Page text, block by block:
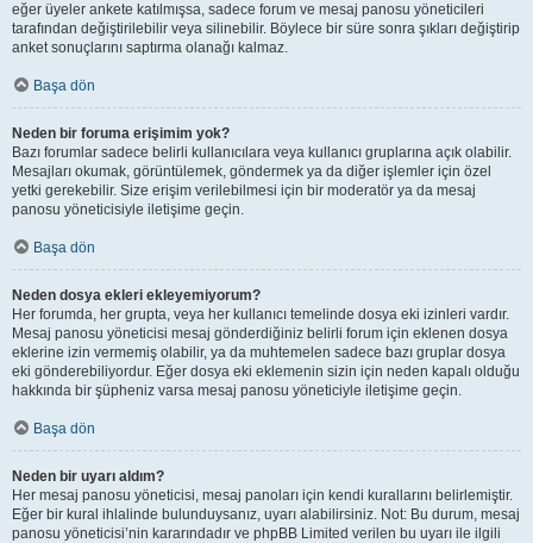
eğer üyeler ankete katılmışsa, sadece forum ve mesaj panosu yöneticileri
tarafından değiştirilebilir veya silinebilir. Böylece bir süre sonra şıkları değiştirip
anket sonuçlarını saptırma olanağı kalmaz.
Başa dön
Neden bir foruma erişimim yok?
Bazı forumlar sadece belirli kullanıcılara veya kullanıcı gruplarına açık olabilir.
Mesajları okumak, görüntülemek, göndermek ya da diğer işlemler için özel
yetki gerekebilir. Size erişim verilebilmesi için bir moderatör ya da mesaj
panosu yöneticisiyle iletişime geçin.
Başa dön
Neden dosya ekleri ekleyemiyorum?
Her forumda, her grupta, veya her kullanıcı temelinde dosya eki izinleri vardır.
Mesaj panosu yöneticisi mesaj gönderdiğiniz belirli forum için eklenen dosya
eklerine izin vermemiş olabilir, ya da muhtemelen sadece bazı gruplar dosya
eki gönderebiliyordur. Eğer dosya eki eklemenin sizin için neden kapalı olduğu
hakkında bir şüpheniz varsa mesaj panosu yöneticiyle iletişime geçin.
Başa dön
Neden bir uyarı aldım?
Her mesaj panosu yöneticisi, mesaj panoları için kendi kurallarını belirlemiştir.
Eğer bir kural ihlalinde bulunduysanız, uyarı alabilirsiniz. Not: Bu durum, mesaj
panosu yöneticisi’nin kararındadır ve phpBB Limited verilen bu uyarı ile ilgili